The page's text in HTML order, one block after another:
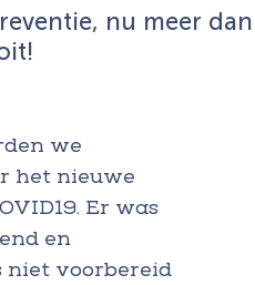
nu meer dan
we
het nieuwe
Er was
en
niet voorbereid